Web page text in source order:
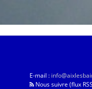
E-mail :
Nous suivre (flux